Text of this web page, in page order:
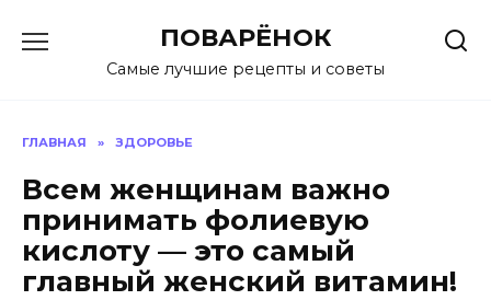
содержанию
ПОВАРЁНОК
Самые лучшие рецепты и советы
ГЛАВНАЯ » ЗДОРОВЬЕ
Всем женщинам важно
принимать фолиевую
кислоту — это самый
главный женский витамин!